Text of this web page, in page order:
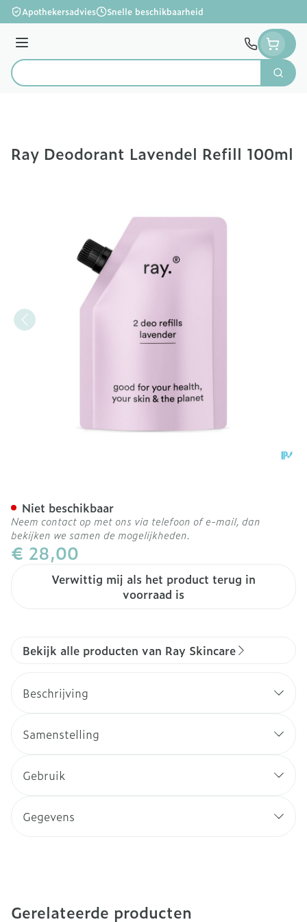
Ga naar de inhoud
Apothekersadvies Snelle beschikbaarheid
Menu
Product, merk, categorie...
Zoek
Ray Deodorant Lavendel Refill 100ml
€ 28,00
Verwittig mij als het product terug in
voorraad is
Niet beschikbaar
Neem contact op met ons via telefoon of e-mail, dan
bekijken we samen de mogelijkheden.
Bekijk alle producten van Ray Skincare
Beschrijving
Samenstelling
Gebruik
Gegevens
Gerelateerde producten